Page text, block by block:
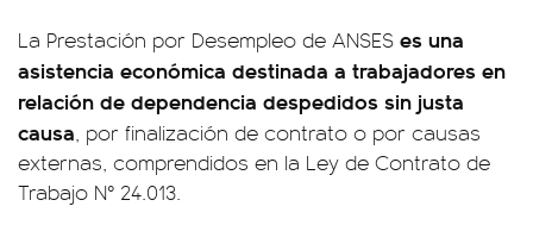
La Prestación por Desempleo de ANSES es una
asistencia económica destinada a trabajadores en
relación de dependencia despedidos sin justa
causa, por finalización de contrato o por causas
externas, comprendidos en la Ley de Contrato de
Trabajo N° 24.013.